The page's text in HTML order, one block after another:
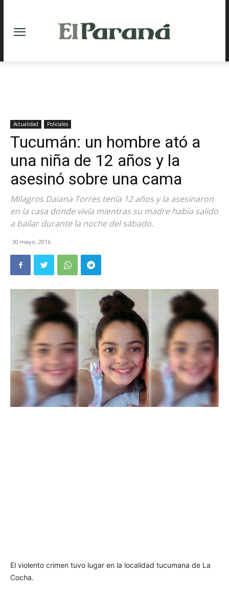
Actualidad Policiales
Tucumán: un hombre ató a
una niña de 12 años y la
asesinó sobre una cama
Milagros Daiana Torres tenía 12 años y la asesinaron
en la casa donde vivía mientras su madre había salido
a bailar durante la noche del sábado.
30 mayo, 2016
El violento crimen tuvo lugar en la localidad tucumana de La
Cocha.